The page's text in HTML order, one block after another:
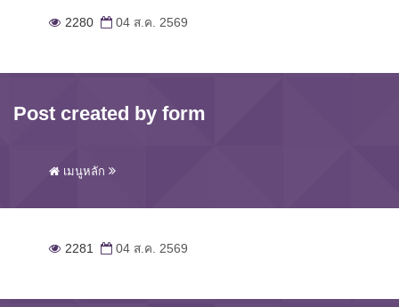
2280 04 ส.ค. 2569
Post created by form
เมนูหลัก
2281 04 ส.ค. 2569